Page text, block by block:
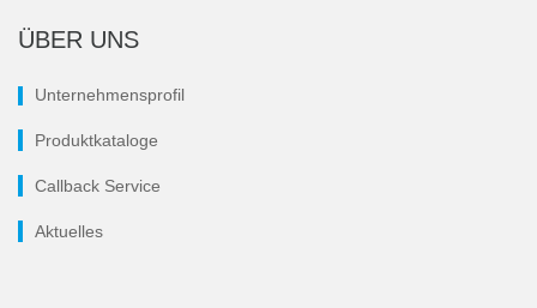
ÜBER UNS
Unternehmensprofil
Produktkataloge
Callback Service
Aktuelles